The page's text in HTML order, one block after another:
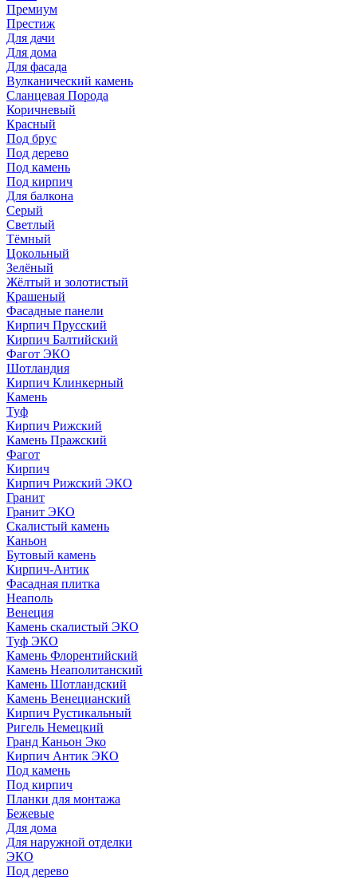
Премиум
Престиж
Для дачи
Для дома
Для фасада
Вулканический камень
Сланцевая Порода
Коричневый
Красный
Под брус
Под дерево
Под камень
Под кирпич
Для балкона
Серый
Светлый
Тёмный
Цокольный
Зелёный
Жёлтый и золотистый
Крашеный
Фасадные панели
Кирпич Прусский
Кирпич Балтийский
Фагот ЭКО
Шотландия
Кирпич Клинкерный
Камень
Туф
Кирпич Рижский
Камень Пражский
Фагот
Кирпич
Кирпич Рижский ЭКО
Гранит
Гранит ЭКО
Скалистый камень
Каньон
Бутовый камень
Кирпич-Антик
Фасадная плитка
Неаполь
Венеция
Камень скалистый ЭКО
Туф ЭКО
Камень Флорентийский
Камень Неаполитанский
Камень Шотландский
Камень Венецианский
Кирпич Рустикальный
Ригель Немецкий
Гранд Каньон Эко
Кирпич Антик ЭКО
Под камень
Под кирпич
Планки для монтажа
Бежевые
Для дома
Для наружной отделки
ЭКO
Под дерево